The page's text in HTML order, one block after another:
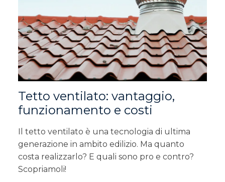
Tetto ventilato: vantaggio,
funzionamento e costi
Il tetto ventilato è una tecnologia di ultima
generazione in ambito edilizio. Ma quanto
costa realizzarlo? E quali sono pro e contro?
Scopriamoli!